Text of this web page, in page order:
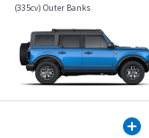
(335cv) Outer Banks